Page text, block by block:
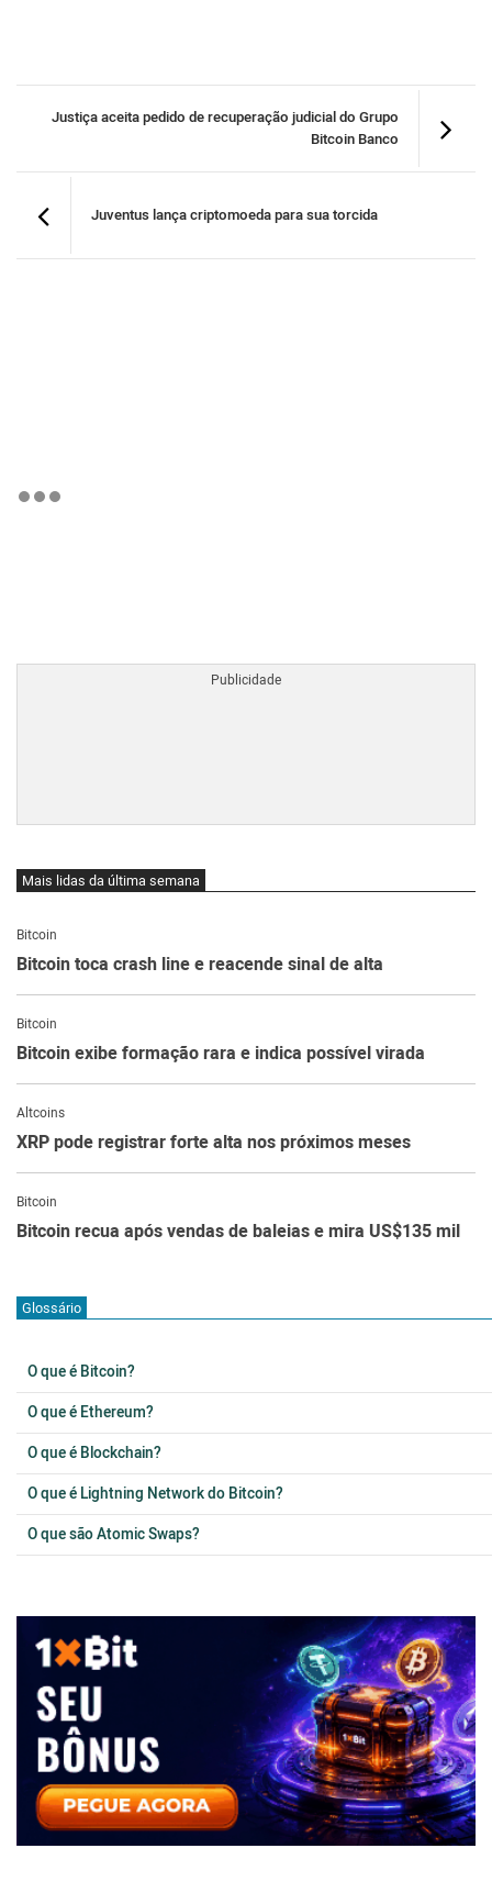
Justiça aceita pedido de recuperação judicial do Grupo
Bitcoin Banco
Juventus lança criptomoeda para sua torcida
Mais lidas da última semana
Bitcoin
Bitcoin toca crash line e reacende sinal de alta
Bitcoin
Bitcoin exibe formação rara e indica possível virada
Altcoins
XRP pode registrar forte alta nos próximos meses
Bitcoin
Bitcoin recua após vendas de baleias e mira US$135 mil
Glossário
O que é Bitcoin?
O que é Ethereum?
O que é Blockchain?
O que é Lightning Network do Bitcoin?
O que são Atomic Swaps?